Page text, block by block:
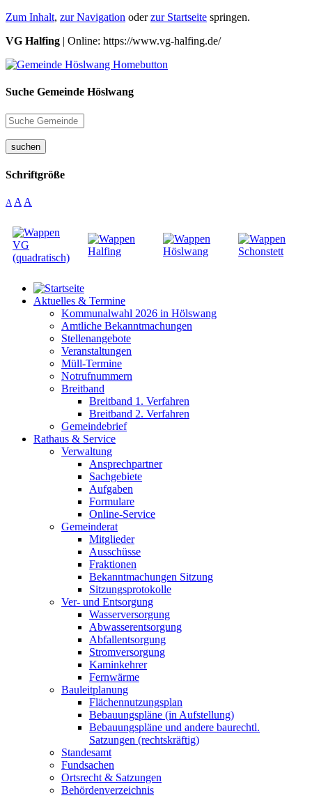
Zum Inhalt, zur Navigation oderzur Startseite springen.
VG Halfing | Online: https://www.vg-halfing.de/
Suche Gemeinde Höslwang
suchen
Schriftgröße
A A A
Aktuelles & Termine
Kommunalwahl 2026 in Hölswang
Amtliche Bekanntmachungen
Stellenangebote
Veranstaltungen
Müll-Termine
Notrufnummern
Breitband
Breitband 1. Verfahren
Breitband 2. Verfahren
Gemeindebrief
Rathaus & Service
Verwaltung
Ansprechpartner
Sachgebiete
Aufgaben
Formulare
Online-Service
Gemeinderat
Mitglieder
Ausschüsse
Fraktionen
Bekanntmachungen Sitzung
Sitzungsprotokolle
Ver- und Entsorgung
Wasserversorgung
Abwasserentsorgung
Abfallentsorgung
Stromversorgung
Kaminkehrer
Fernwärme
Bauleitplanung
Flächennutzungsplan
Bebauungspläne (in Aufstellung)
Bebauungspläne und andere baurechtl.
Satzungen (rechtskräftig)
Standesamt
Fundsachen
Ortsrecht & Satzungen
Behördenverzeichnis